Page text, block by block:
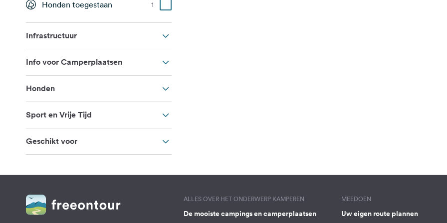
Honden toegestaan 1
Infrastructuur
Info voor Camperplaatsen
Honden
Sport en Vrije Tijd
Geschikt voor
ALLES OVER HET ONDERWERP KAMPEREN
De mooiste campings en camperplaatsen
MEEDOEN
Uw eigen route plannen